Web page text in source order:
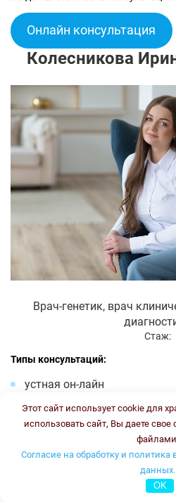
Онлайн консультация
Колесникова
Врач-генетик, врач
Стаж:
Типы консультаций:
устная он-лайн
письменная офлайн
3500
График работы:ПН, ВТ, ЧТ, ПТ с
Онлайн консультация
Этот сайт использует cookie для
использовать сайт, Вы даете свое
Согласие на обработку и
данных.
OK